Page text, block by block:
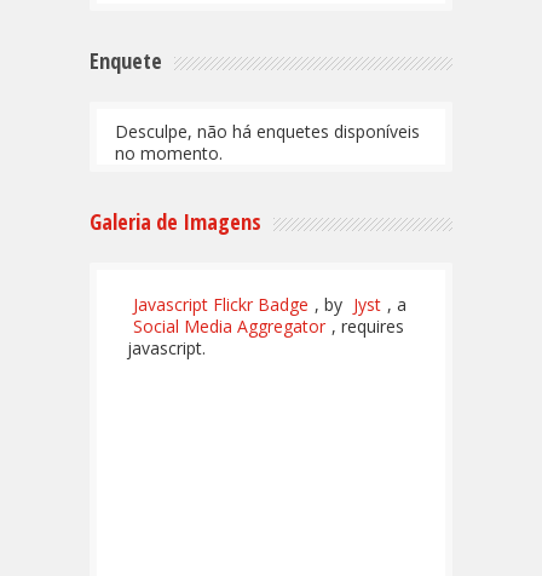
Enquete
Desculpe, não há enquetes disponíveis
no momento.
Galeria de Imagens
Javascript Flickr Badge , by Jyst , a
Social Media Aggregator , requires
javascript.